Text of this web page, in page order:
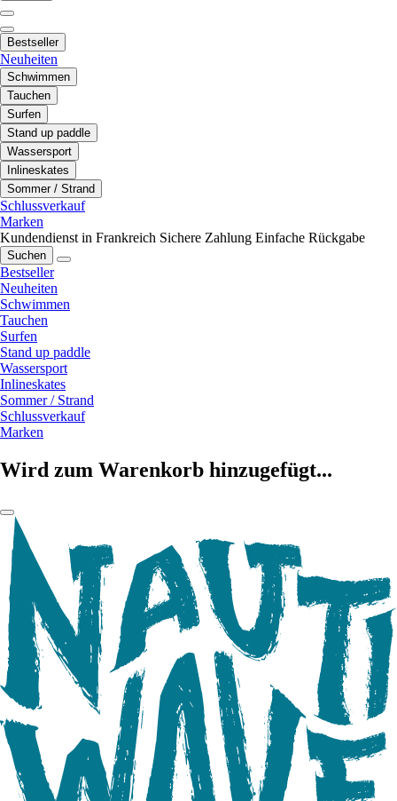
Bestseller
Neuheiten
Schwimmen
Tauchen
Surfen
Stand up paddle
Wassersport
Inlineskates
Sommer / Strand
Schlussverkauf
Marken
Kundendienst in Frankreich Sichere Zahlung Einfache Rückgabe
Suchen
Bestseller
Neuheiten
Schwimmen
Tauchen
Surfen
Stand up paddle
Wassersport
Inlineskates
Sommer / Strand
Schlussverkauf
Marken
Wird zum Warenkorb hinzugefügt...